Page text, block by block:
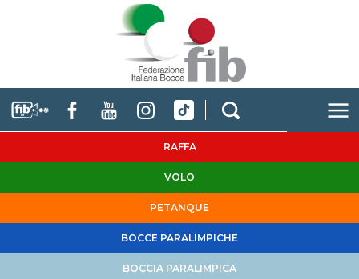
RAFFA
VOLO
PETANQUE
BOCCE PARALIMPICHE
BOCCIA PARALIMPICA